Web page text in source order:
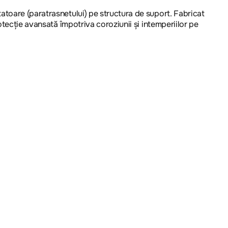
(paratrasnetului) pe structura de suport. Fabricat
avansată împotriva coroziunii și intemperiilor pe
pentru sistemele de protecție împotriva
și catargul de susținere.
de telecomunicații.